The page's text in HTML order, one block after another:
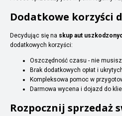
Dodatkowe korzyści
Decydując się na skup aut
dodatkowych korzyści:
Oszczędność czasu - nie
Brak dodatkowych opłat i
Kompleksowa pomoc w
Darmowa wycena i dojazd do
Rozpocznij sprzedaż